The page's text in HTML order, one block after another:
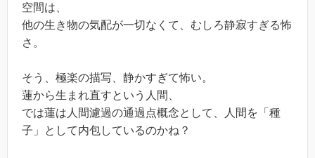
空間は、
他の生き物の気配が一切なくて、むしろ静寂すぎる怖
さ。
そう、極楽の描写、静かすぎて怖い。
蓮から生まれ直すという人間、
では蓮は人間濾過の通過点概念として、人間を「種
子」として内包しているのかね？